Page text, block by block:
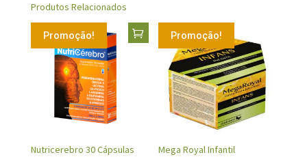
Produtos Relacionados
Promoção!
Nutricerebro 30 Cápsulas
Promoção!
Mega Royal Infantil